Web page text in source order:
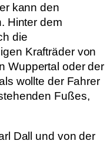
kann den
Hinter dem
die
Krafträder von
Wuppertal oder der
wollte der Fahrer
Fußes,
Dall und von der